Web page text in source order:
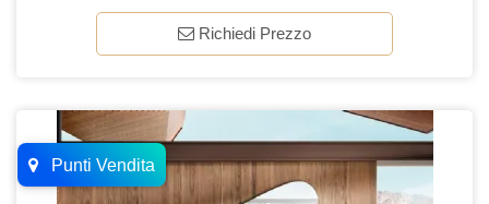
Richiedi Prezzo
Punti Vendita